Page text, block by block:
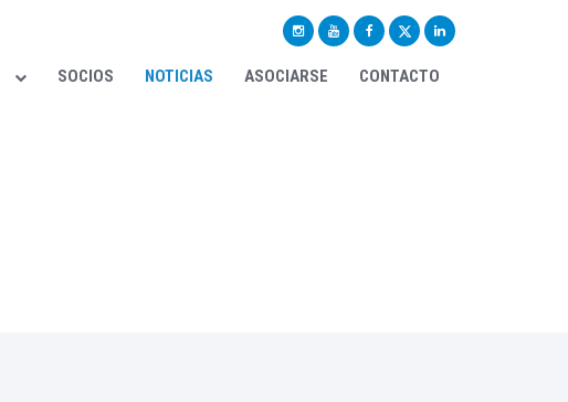
SOCIOS NOTICIAS ASOCIARSE CONTACTO